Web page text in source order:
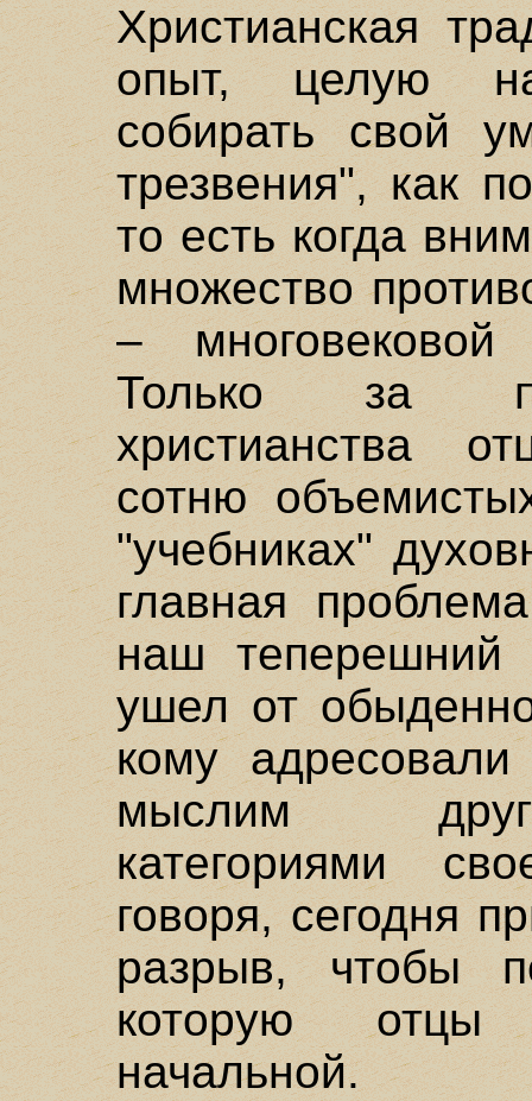
Христианская
опыт, целую
собирать свой
трезвения", как
то есть когда
множество
–
Только за
христианства
сотню
"учебниках"
главная
наш теперешний
ушел от
кому
мыслим
категориями
говоря, сегодня
разрыв, чтобы
которую отцы
начальной.